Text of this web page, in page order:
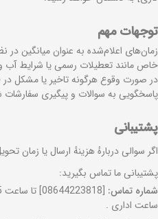
توجهات مهم
زمان‌های اعلام‌شده به عنوان میانگین
خاص مانند تعطیلات رسمی یا شرایط آب و
در صورت وقوع هرگونه تاخیر یا مشکل در
پاسخگویی به سوالات و پیگیری
پشتیبانی
اگر سوالی دربارهٔ هزینهٔ ارسال یا زمان
پشتیبانی ما تماس بگیرید:
شماره تماس:
ساعت اداری .